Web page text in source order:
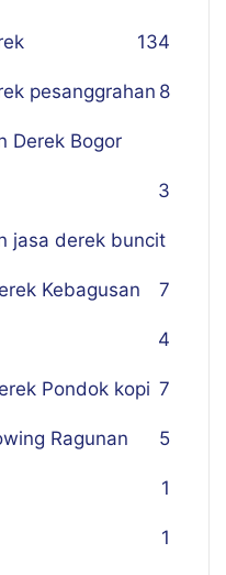
134
pesanggrahan 8
Derek Bogor
3
jasa derek buncit
7
Kebagusan
4
Pondok kopi 7
Ragunan 5
1
1